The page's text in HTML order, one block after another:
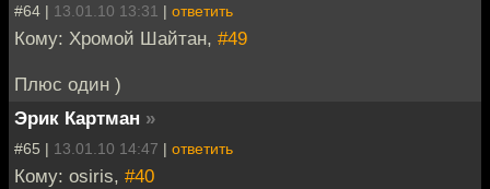
#64 | 13.01.10 13:31 | ответить
Кому: Хромой Шайтан, #49
Плюс один )
Эрик Картман »
#65 | 13.01.10 14:47 | ответить
Кому: osiris, #40